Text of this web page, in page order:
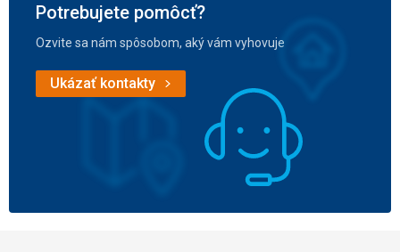
Potrebujete pomôcť?
Ozvite sa nám spôsobom, aký vám vyhovuje
Ukázať kontakty